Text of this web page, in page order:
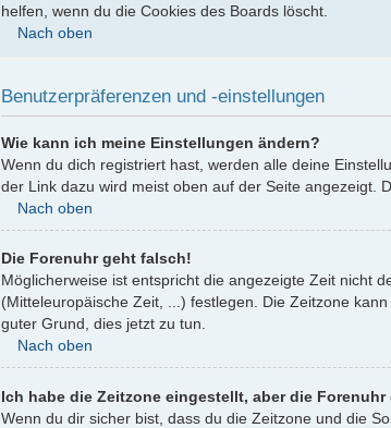
helfen, wenn du die Cookies des Boards löscht.
Nach oben
Benutzerpräferenzen und -einstellungen
Wie kann ich meine Einstellungen ändern?
Wenn du dich registriert hast, werden alle deine
der Link dazu wird meist oben auf der Seite angezeigt.
Nach oben
Die Forenuhr geht falsch!
Möglicherweise ist entspricht die angezeigte Zeit nicht
(Mitteleuropäische Zeit, ...) festlegen. Die Zeitzone
guter Grund, dies jetzt zu tun.
Nach oben
Ich habe die Zeitzone eingestellt, aber die
Wenn du dir sicher bist, dass du die Zeitzone und die